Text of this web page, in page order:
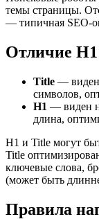
темы страницы.
— типичная SEO-
Отличие
Title — виден
символов,
H1 — виден
длина,
H1 и Title могут
Title
ключевые слова,
(может быть
Правила